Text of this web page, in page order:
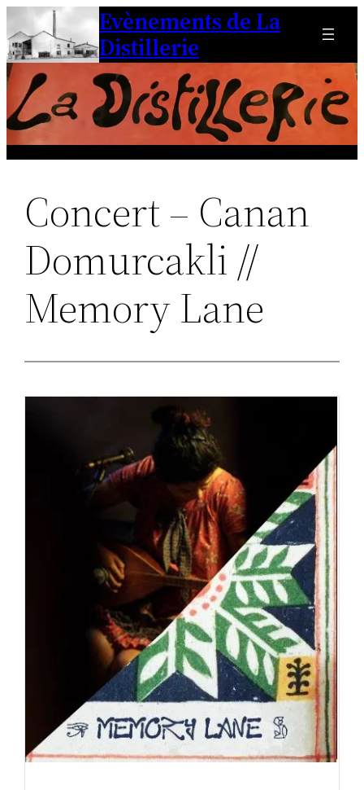
Aller
au
contenu
Evènements de La
Distillerie
Concert – Canan
Domurcakli //
Memory Lane